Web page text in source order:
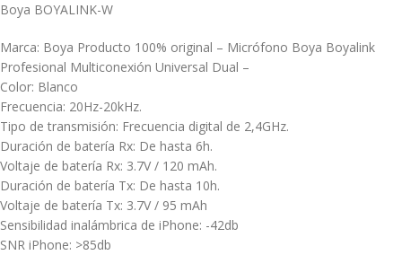
Boya BOYALINK-W
Marca: Boya Producto 100% original – Micrófono Boya Boyalink
Profesional Multiconexión Universal Dual –
Color: Blanco
Frecuencia: 20Hz-20kHz.
Tipo de transmisión: Frecuencia digital de 2,4GHz.
Duración de batería Rx: De hasta 6h.
Voltaje de batería Rx: 3.7V / 120 mAh.
Duración de batería Tx: De hasta 10h.
Voltaje de batería Tx: 3.7V / 95 mAh
Sensibilidad inalámbrica de iPhone: -42db
SNR iPhone: >85db